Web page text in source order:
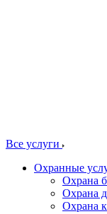
Все услуги
Охранные
Охрана
Охрана
Охрана